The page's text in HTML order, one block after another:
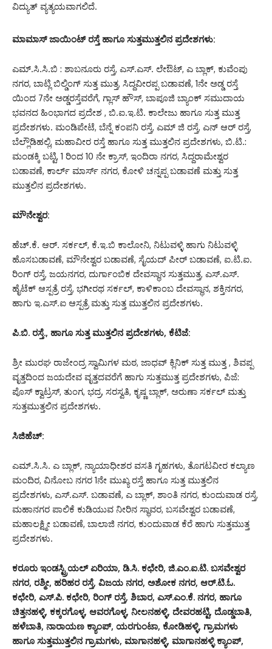
ವಿದ್ಯುತ್ ವ್ಯತ್ಯಯವಾಗಲಿದೆ.
ಮಾಮಾಸ್ ಜಾಯಿಂಟ್ ರಸ್ತೆ ಹಾಗೂ ಸುತ್ತಮುತ್ತಲಿನ ಪ್ರದೇಶಗಳು:
ಎಮ್.ಸಿ.ಸಿ.ಬಿ : ಶಾಬನೂರು ರಸ್ತೆ, ಎಸ್.ಎಸ್. ಲೇಔಟ್, ಎ ಬ್ಲಾಕ್, ಕುವೆಂಪು
ನಗರ, ಬಾಟ್ಲಿ ಬಿಲ್ಡಿಂಗ್ ಸುತ್ತ ಮುತ್ತ, ಸಿದ್ದವೀರಪ್ಪ ಬಡಾವಣೆ, 1ನೇ ಅಡ್ಡ ರಸ್ತೆ
ಯಿಂದ 7ನೇ ಅಡ್ಡರಸ್ತೆವರೆಗೆ, ಗ್ಲಾಸ್ ಹೌಸ್, ಬಾಪೂಜಿ ಬ್ಯಾಂಕ್ ಸಮುದಾಯ
ಭವನದ ಹಿಂಭಾಗದ ಪ್ರದೇಶ , ಬಿ.ಐ.ಇ.ಟಿ. ಕಾಲೇಜು ಹಾಗೂ ಸುತ್ತ ಮುತ್ತ
ಪ್ರದೇಶಗಳು. ಮಂಡಿಪೇಟೆ, ಬೆನ್ನೆ ಕಂಪನಿ ರಸ್ತೆ, ಎಮ್ ಜಿ ರಸ್ತೆ, ಎನ್ ಆರ್ ರಸ್ತೆ,
ಬೆಲ್ಲೌಡಿಹಲ್ಲಿ, ಮಹಾವೀರ ರಸ್ತೆ ಹಾಗೂ ಸುತ್ತ ಮುತ್ತಲಿನ ಪ್ರದೇಶಗಳು, ಬಿ.ಟಿ.:
ಮಂಡಕ್ಕಿ ಬಟ್ಟಿ, 1 ರಿಂದ 10 ನೇ ಕ್ರಾಸ್, ಇಂದಿರಾ ನಗರ, ಸಿದ್ದರಾಮೇಶ್ವರ
ಬಡಾವಣೆ, ಕಾರ್ಲ್ ಮಾರ್ಸ್ ನಗರ, ಕೋಳಿ ಚನ್ನಪ್ಪ ಬಡಾವಣೆ ಮತ್ತು ಸುತ್ತ
ಮುತ್ತಲಿನ ಪ್ರದೇಶಗಳು.
ಮೌನೇಶ್ವರ:
ಹೆಚ್.ಕೆ. ಆರ್. ಸರ್ಕಲ್, ಕೆ.ಇ.ಬಿ ಕಾಲೋನಿ, ನಿಟುವಳ್ಳಿ ಹಾಗು ನಿಟುವಳ್ಳಿ
ಹೊಸಬಡಾವಣೆ, ಮೌನೇಶ್ವರ ಬಡಾವಣೆ, ಸೈಯದ್ ಪೀರ್ ಬಡಾವಣೆ, ಐ.ಟಿ.ಐ.
ರಿಂಗ್ ರಸ್ತೆ, ಜಯನಗರ, ದುರ್ಗಾಂಬಿಕ ದೇವಸ್ಥಾನ ಸುತ್ತಮುತ್ತ, ಎಸ್.ಎಸ್.
ಹೈಟೆಕ್ ಆಸ್ಪತ್ರೆ ರಸ್ತೆ, ಭಗೀರಥ ಸರ್ಕಲ್, ಕಾಳಿಕಾಂಬ ದೇವಸ್ಥಾನ, ಶಕ್ತಿನಗರ,
ಹಾಗು ಇ.ಎಸ್.ಐ ಆಸ್ಪತ್ರೆ ಮತ್ತು ಸುತ್ತ ಮುತ್ತಲಿನ ಪ್ರದೇಶಗಳು.
ಪಿ.ಬಿ. ರಸ್ತೆ., ಹಾಗೂ ಸುತ್ತ ಮುತ್ತಲಿನ ಪ್ರದೇಶಗಳು, ಕೆಟಿಜೆ:
ಶ್ರೀ ಮುರಘ ರಾಜೇಂದ್ರ ಸ್ವಾಮಿಗಳ ಮಠ, ಜಾಧವ್ ಕ್ಲಿನಿಕ್ ಸುತ್ತ ಮುತ್ತ , ಶಿವಪ್ಪ
ವೃತ್ತದಿಂದ ಜಯದೇವ ವೃತ್ತದವರೆಗೆ ಹಾಗು ಸುತ್ತಮುತ್ತ ಪ್ರದೇಶಗಳು, ಪಿಜೆ:
ಪೊಸ್ ಕ್ವಾಟ್ರಸ್, ತುಂಗ, ಭದ್ರ, ಸರಸ್ವತಿ, ಕೃಷ್ಣ ಬ್ಲಾಕ್, ಅರುಣಾ ಸರ್ಕಲ್ ಮತ್ತು
ಸುತ್ತಮುತ್ತಲಿನ ಪ್ರದೇಶಗಳು.
ಸಿಜಿಹೆಚ್:
ಎಮ್.ಸಿ.ಸಿ. ಎ ಬ್ಲಾಕ್, ನ್ಯಾಯಾಧೀಶರ ವಸತಿ ಗೃಹಗಳು, ತೊಗಟವೀರ ಕಲ್ಯಾಣ
ಮಂದಿರ, ವಿನೋಬ ನಗರ 1ನೇ ಮುಖ್ಯ ರಸ್ತೆ ಹಾಗೂ ಸುತ್ತ ಮುತ್ತಲಿನ
ಪ್ರದೇಶಗಳು, ಎಸ್.ಎಸ್. ಬಡಾವಣೆ, ಎ ಬ್ಲಾಕ್, ಶಾಂತಿ ನಗರ, ಕುಂದುವಾಡ ರಸ್ತೆ,
ಮಹಾನಗರ ಪಾಲಿಕೆ ಕುಡಿಯುವ ನೀರಿನ ಸ್ಥಾವರ, ಬಸವೇಶ್ವರ ಬಡಾವಣೆ,
ಮಹಾಲಕ್ಷ್ಮೀ ಬಡಾವಣೆ, ಬಾಲಾಜಿ ನಗರ, ಕುಂದುವಾಡ ಕೆರೆ ಹಾಗು ಸುತ್ತಮುತ್ತ
ಪ್ರದೇಶಗಳು.
ಕರೂರು ಇಂಡಸ್ಟ್ರಿಯಲ್ ಏರಿಯಾ, ಡಿ.ಸಿ. ಕಛೇರಿ, ಜಿ.ಎಂ.ಐ.ಟಿ. ಬಸವೇಶ್ವರ
ನಗರ, ರಶ್ಮೀ, ಹರಿಹರ ರಸ್ತೆ, ವಿಜಯ ನಗರ, ಅಶೋಕ ನಗರ, ಆರ್.ಟಿ.ಓ.
ಕಛೇರಿ, ಎಸ್.ಪಿ. ಕಛೇರಿ, ರಿಂಗ್ ರಸ್ತೆ, ಶಿಬಾರ, ಎಸ್.ಎಂ.ಕೆ. ನಗರ, ಹಾಗೂ
ಚಿತ್ತನಹಳ್ಳಿ, ಕಕ್ಕರಗೊಳ್ಳ, ಆವರಗೊಳ್ಳ, ನೀಲನಹಳ್ಳಿ, ದೇವರಹಟ್ಟಿ, ದೊಡ್ಡಬಾತಿ,
ಹಳೆಬಾತಿ, ನಾರಾಯಣ ಕ್ಯಾಂಪ್, ಯರಗುಂಟಾ, ಕೋಡಿಹಳ್ಳಿ, ಗ್ರಾಮಗಳು
ಹಾಗೂ ಸುತ್ತಮುತ್ತಲಿನ ಗ್ರಾಮಗಳು, ಮಾಗಾನಹಳ್ಳಿ, ಮಾಗಾನಹಳ್ಳಿ ಕ್ಯಾಂಪ್,